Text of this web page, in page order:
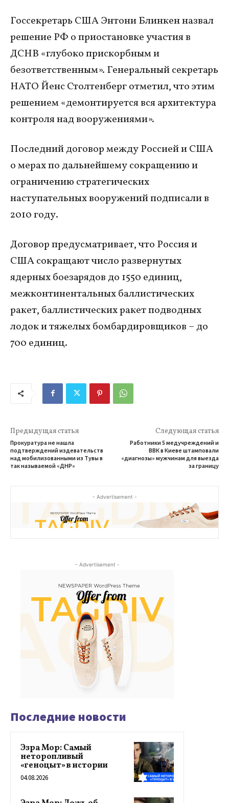
Госсекретарь США Энтони Блинкен назвал
решение РФ о приостановке участия в
ДСНВ «глубоко прискорбным и
безответственным». Генеральный секретарь
НАТО Йенс Столтенберг отметил, что этим
решением «демонтируется вся архитектура
контроля над вооружениями».
Последний договор между Россией и США
о мерах по дальнейшему сокращению и
ограничению стратегических
наступательных вооружений подписали в
2010 году.
Договор предусматривает, что Россия и
США сокращают число развернутых
ядерных боезарядов до 1550 единиц,
межконтинентальных баллистических
ракет, баллистических ракет подводных
лодок и тяжелых бомбардировщиков – до
700 единиц.
Предыдущая статья
Прокуратура не нашла
подтверждений издевательств
над мобилизованными из Тувы в
так называемой «ДНР»
Следующая статья
Работники 5 медучреждений и
ВВК в Киеве штамповали
«диагнозы» мужчинам для выезда
за границу
- Advertisement -
- Advertisement -
Последние новости
Эзра Мор: Самый
неторопливый
«геноцыт» в истории
04.08.2026